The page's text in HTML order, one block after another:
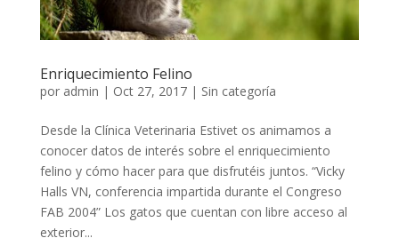
Enriquecimiento Felino
por admin | Oct 27, 2017| Sin categoría
Desde la Clínica Veterinaria Estivet os animamos a
conocer datos de interés sobre el enriquecimiento
felino y cómo hacer para que disfrutéis juntos. “Vicky
Halls VN, conferencia impartida durante el Congreso
FAB 2004” Los gatos que cuentan con libre acceso al
exterior...